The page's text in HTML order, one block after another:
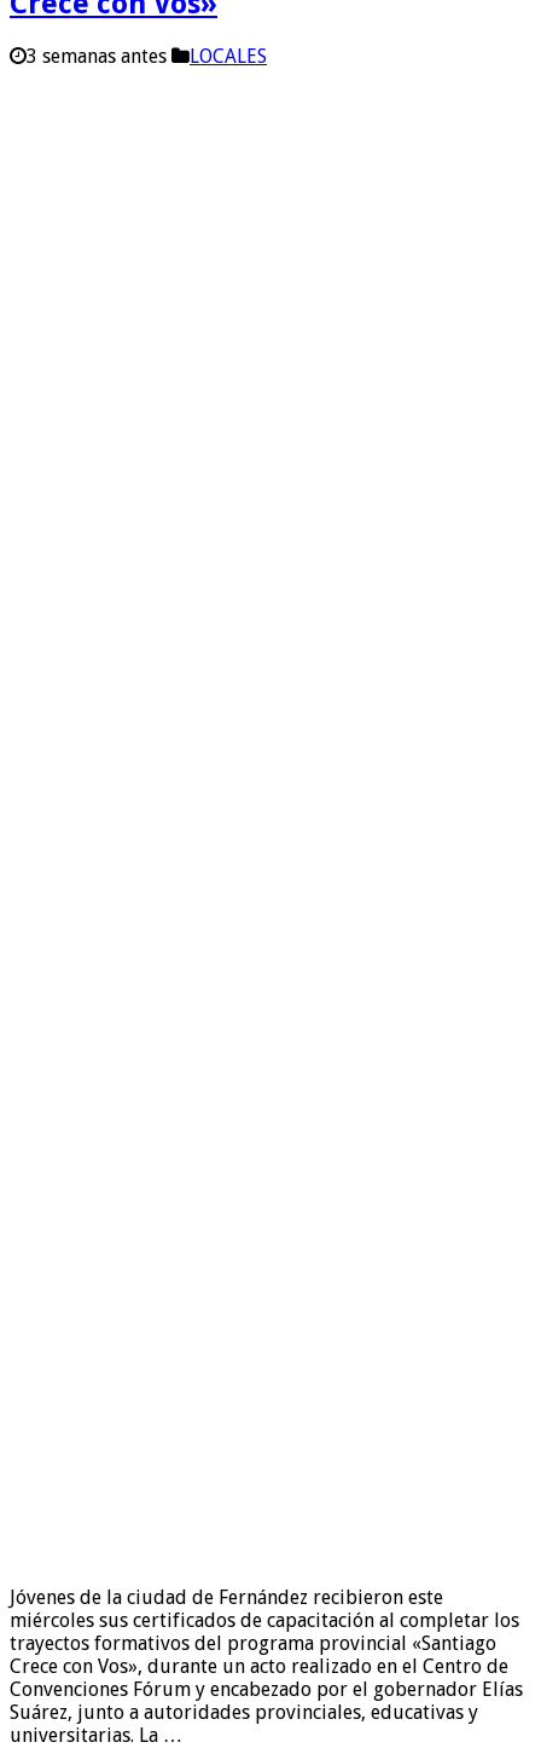
3 semanas antes LOCALES
Jóvenes de la ciudad de Fernández recibieron este
miércoles sus certificados de capacitación al completar los
trayectos formativos del programa provincial «Santiago
Crece con Vos», durante un acto realizado en el Centro de
Convenciones Fórum y encabezado por el gobernador Elías
Suárez, junto a autoridades provinciales, educativas y
universitarias. La …